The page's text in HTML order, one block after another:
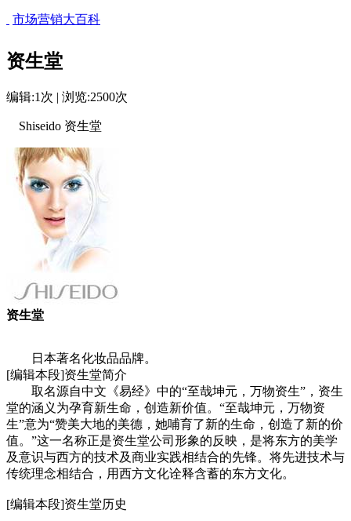
市场营销大百科
资生堂
编辑:1次 | 浏览:2500次
Shiseido 资生堂
资生堂
日本著名化妆品品牌。
[编辑本段]资生堂简介
取名源自中文《易经》中的“至哉坤元，万物资生”，资生
堂的涵义为孕育新生命，创造新价值。“至哉坤元，万物资
生”意为“赞美大地的美德，她哺育了新的生命，创造了新的价
值。”这一名称正是资生堂公司形象的反映，是将东方的美学
及意识与西方的技术及商业实践相结合的先锋。将先进技术与
传统理念相结合，用西方文化诠释含蓄的东方文化。
[编辑本段]资生堂历史